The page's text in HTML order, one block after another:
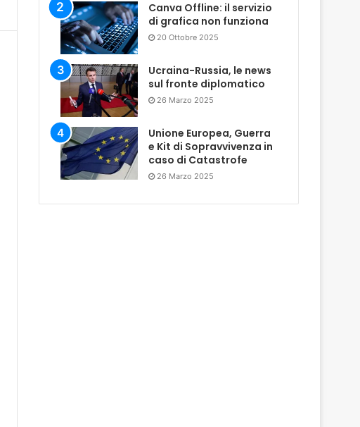
Canva Offline: il servizio
di grafica non funziona
20 Ottobre 2025
Ucraina-Russia, le news
sul fronte diplomatico
26 Marzo 2025
Unione Europea, Guerra
e Kit di Sopravvivenza in
caso di Catastrofe
26 Marzo 2025